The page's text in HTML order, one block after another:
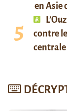
en Asie
contre
centrale